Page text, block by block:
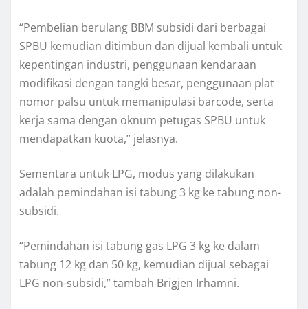
“Pembelian berulang BBM subsidi dari berbagai
SPBU kemudian ditimbun dan dijual kembali untuk
kepentingan industri, penggunaan kendaraan
modifikasi dengan tangki besar, penggunaan plat
nomor palsu untuk memanipulasi barcode, serta
kerja sama dengan oknum petugas SPBU untuk
mendapatkan kuota,” jelasnya.
Sementara untuk LPG, modus yang dilakukan
adalah pemindahan isi tabung 3 kg ke tabung non-
subsidi.
“Pemindahan isi tabung gas LPG 3 kg ke dalam
tabung 12 kg dan 50 kg, kemudian dijual sebagai
LPG non-subsidi,” tambah Brigjen Irhamni.